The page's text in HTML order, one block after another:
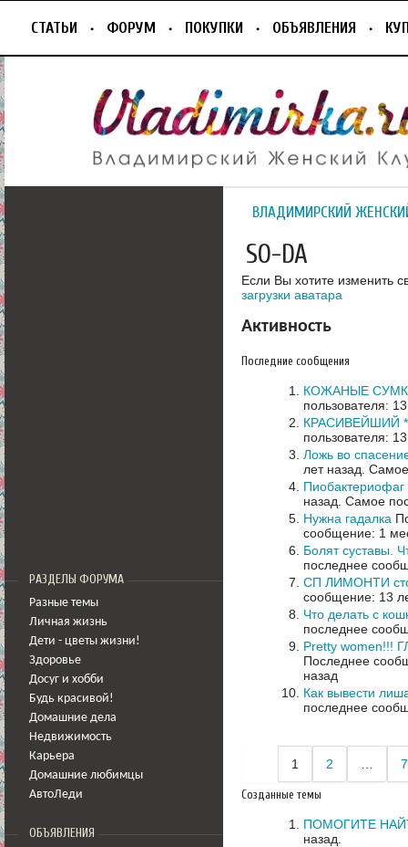
СТАТЬИ ФОРУМ ПОКУПКИ ОБЪЯВЛЕНИЯ
РАЗДЕЛЫ ФОРУМА
Разные темы
Личная жизнь
Дети - цветы жизни!
Здоровье
Досуг и хобби
Будь красивой!
Домашние дела
Недвижимость
Карьера
Домашние любимцы
АвтоЛеди
ОБЪЯВЛЕНИЯ
ВЛАДИМИРСКИЙ
SO-DA
Если Вы хотите изменить
загрузки аватара
Активность
Последние сообщения
КОЖАНЫЕ
пользователя:
КРАСИВЕЙШИЙ
пользователя:
Ложь во
лет назад.
назад. Самое
Нужна гадалка
сообщение: 1
Болят суставы.
последнее
СП ЛИМОНТИ
сообщение: 13
Что делать с
последнее
Pretty
Последнее
назад
Как вывести
последнее
1 2 7
Созданные темы
ПОМОГИТЕ
назад.